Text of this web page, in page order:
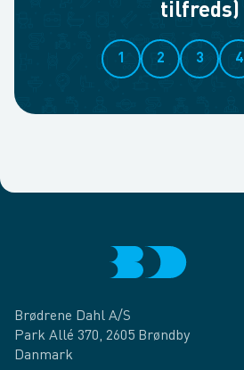
tilfreds)
1 2 3 4
Brødrene Dahl A/S
Park Allé 370, 2605 Brøndby
Danmark